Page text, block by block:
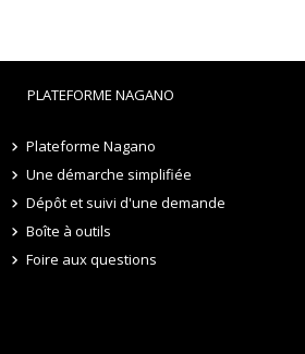
PLATEFORME NAGANO
Plateforme Nagano
Une démarche simplifiée
Dépôt et suivi d'une demande
Boîte à outils
Foire aux questions